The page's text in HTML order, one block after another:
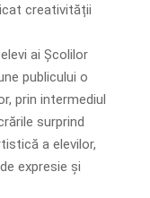
creativității
ai Școlilor
publicului o
prin intermediul
surprind
a elevilor,
expresie și